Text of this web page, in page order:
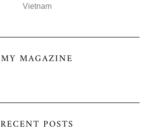
Vietnam
MY MAGAZINE
RECENT POSTS